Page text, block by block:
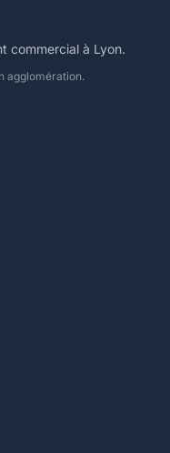
commercial à Lyon.
agglomération.